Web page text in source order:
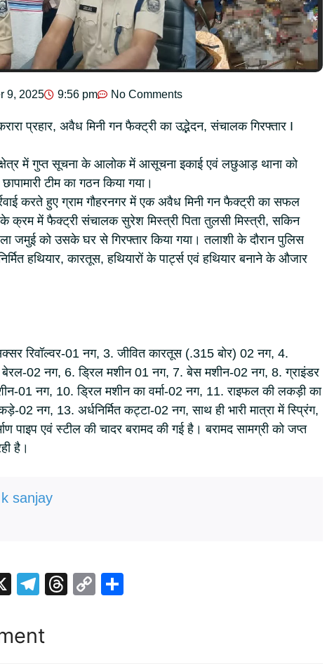
9, 2025 9:56 pm No Comments
प्रहार, अवैध मिनी गन फैक्ट्री का उद्भेदन, संचालक गिरफ्तार I
में गुप्त सूचना के आलोक में आसूचना इकाई एवं लछुआड़ थाना को
टीम का गठन किया गया।
कार्रवाई करते हुए ग्राम गौहरनगर में एक अवैध मिनी गन फैक्ट्री का सफल
के क्रम में फैक्ट्री संचालक सुरेश मिस्त्री पिता तुलसी मिस्त्री, सकिन
जमुई को उसके घर से गिरफ्तार किया गया। तलाशी के दौरान पुलिस
हथियार, कारतूस, हथियारों के पार्ट्स एवं हथियार बनाने के औजार
रिवॉल्वर-01 नग, 3. जीवित कारतूस (.315 बोर) 02 नग, 4.
02 नग, 6. ड्रिल मशीन 01 नग, 7. बेस मशीन-02 नग, 8. ग्राइंडर
01 नग, 10. ड्रिल मशीन का वर्मा-02 नग, 11. राइफल की लकड़ी का
नग, 13. अर्धनिर्मित कट्टा-02 नग, साथ ही भारी मात्रा में स्प्रिंग,
पाइप एवं स्टील की चादर बरामद की गई है। बरामद सामग्री को जप्त
है।
sanjay
X
T
e
gr
T
C